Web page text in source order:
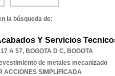
la búsqueda de:
Y Servicios
A 57, BOGOTA D C, BOGOTA
de metales mecanizado
ACCIONES SIMPLIFICADA